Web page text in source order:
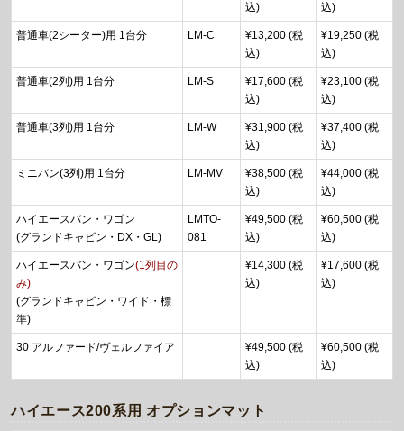
込)
込)
普通車(2シーター)用 1台分 LM-C
¥13,200 (税
込)
¥19,250 (税
込)
普通車(2列)用 1台分 LM-S
¥17,600 (税
込)
¥23,100 (税
込)
普通車(3列)用 1台分 LM-W
¥31,900 (税
込)
¥37,400 (税
込)
ミニバン(3列)用 1台分 LM-MV
¥38,500 (税
込)
¥44,000 (税
込)
ハイエースバン・ワゴン
(グランドキャビン・DX・GL)
LMTO-
081
¥49,500 (税
込)
¥60,500 (税
込)
ハイエースバン・ワゴン(1列目の
み)
(グランドキャビン・ワイド・標
準)
¥14,300 (税
込)
¥17,600 (税
込)
30 アルファード/ヴェルファイア
¥49,500 (税
込)
¥60,500 (税
込)
ハイエース200系用 オプションマット